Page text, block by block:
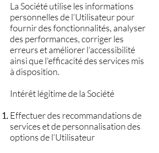
La Société utilise les informations
personnelles de l’Utilisateur pour
fournir des fonctionnalités, analyser
des performances, corriger les
erreurs et améliorer l’accessibilité
ainsi que l’efficacité des services mis
à disposition.
Intérêt légitime de la Société
Effectuer des recommandations de
services et de personnalisation des
options de l’Utilisateur